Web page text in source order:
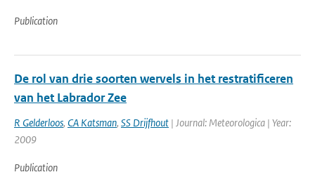
Publication
De rol van drie soorten wervels in het restratificeren
van het Labrador Zee
R Gelderloos, CA Katsman, SS Drijfhout | Journal: Meteorologica | Year:
2009
Publication